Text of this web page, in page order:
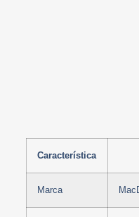
Característica
Marca